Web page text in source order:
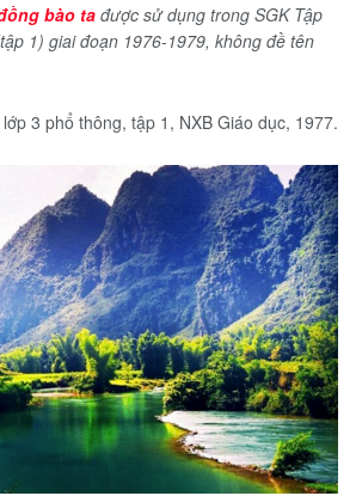
bào ta được sử dụng trong SGK Tập
1) giai đoạn 1976-1979, không đề tên
3 phổ thông, tập 1, NXB Giáo dục, 1977.